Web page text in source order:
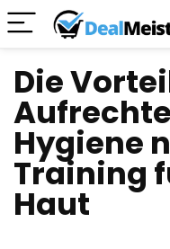
Die
Hygiene
Training
Haut